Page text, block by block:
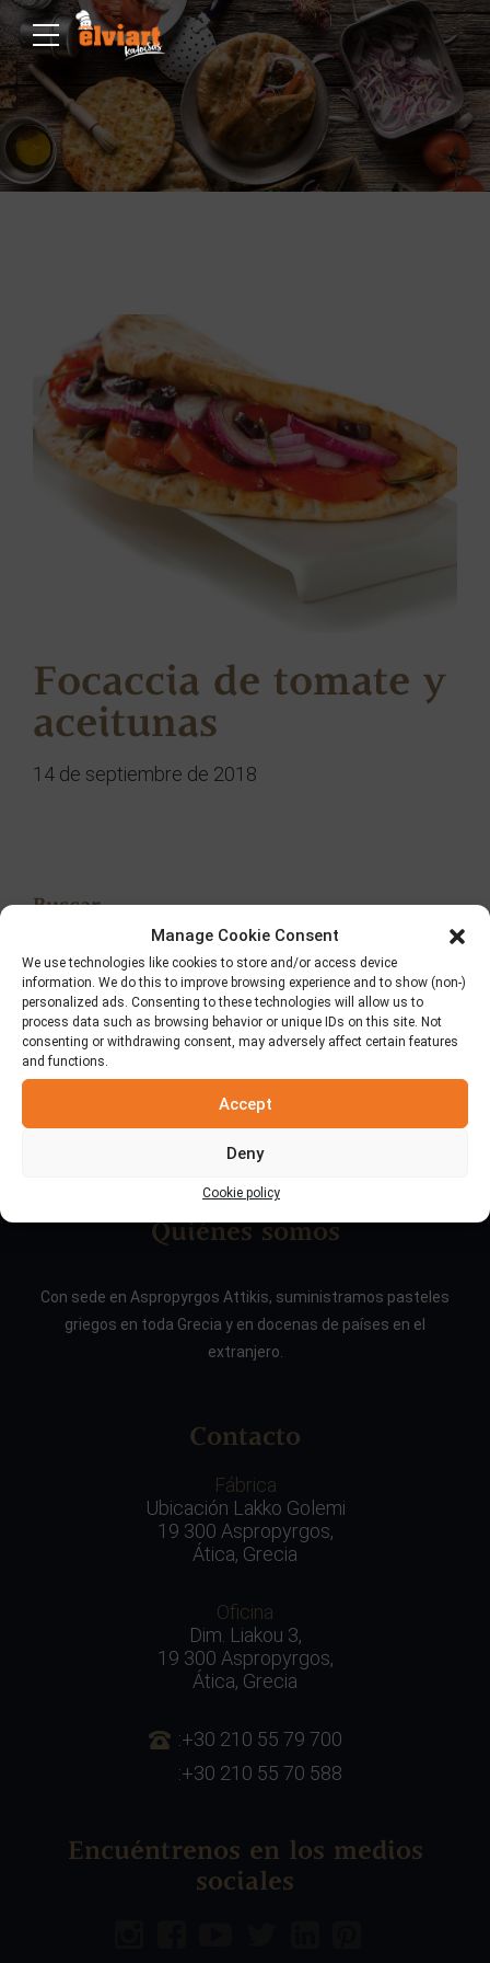
Manage Cookie Consent
We use technologies like cookies to store and/or access device
information. We do this to improve browsing experience and to show (non-)
personalized ads. Consenting to these technologies will allow us to
process data such as browsing behavior or unique IDs on this site. Not
consenting or withdrawing consent, may adversely affect certain features
and functions.
Accept
Deny
Cookie policy
Focaccia de tomate y
aceitunas
14 de septiembre de 2018
Buscar
Quiénes somos
Con sede en Aspropyrgos Attikis, suministramos pasteles
griegos en toda Grecia y en docenas de países en el
extranjero.
Contacto
Fábrica
Ubicación Lakko Golemi
19 300 Aspropyrgos,
Ática, Grecia
Oficina
Dim. Liakou 3,
19 300 Aspropyrgos,
Ática, Grecia
:+30 210 55 79 700
:+30 210 55 70 588
Encuéntrenos en los medios
sociales